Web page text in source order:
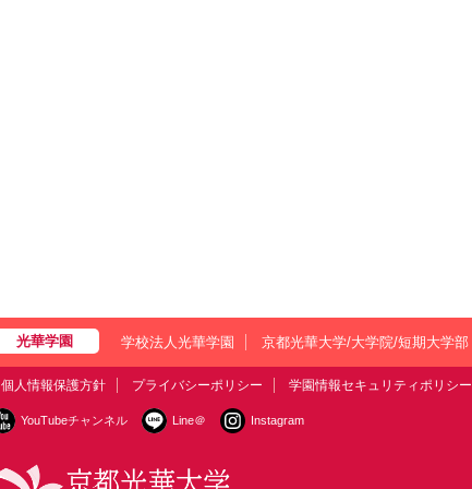
学校法人光華学園 京都光華大学/大学院/短期大学部
個人情報保護方針 プライバシーポリシー 学園情報セキュリティポリシー
YouTubeチャンネル Line＠ Instagram